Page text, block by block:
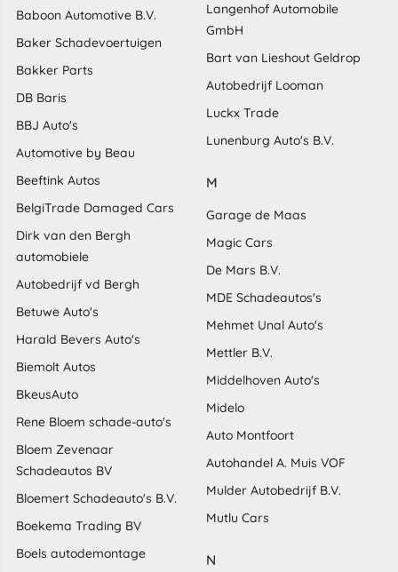
Baboon Automotive B.V.
Baker Schadevoertuigen
Bakker Parts
DB Baris
BBJ Auto's
Automotive by Beau
Beeftink Autos
BelgiTrade Damaged Cars
Dirk van den Bergh
automobiele
Autobedrijf vd Bergh
Betuwe Auto's
Harald Bevers Auto's
Biemolt Autos
BkeusAuto
Rene Bloem schade-auto's
Bloem Zevenaar
Schadeautos BV
Bloemert Schadeauto's B.V.
Boekema Trading BV
Boels autodemontage
Langenhof Automobile
GmbH
Bart van Lieshout Geldrop
Autobedrijf Looman
Luckx Trade
Lunenburg Auto's B.V.
M
Garage de Maas
Magic Cars
De Mars B.V.
MDE Schadeautos's
Mehmet Unal Auto's
Mettler B.V.
Middelhoven Auto's
Midelo
Auto Montfoort
Autohandel A. Muis VOF
Mulder Autobedrijf B.V.
Mutlu Cars
N